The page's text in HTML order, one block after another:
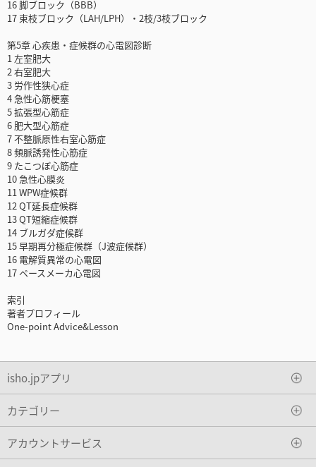
16 脚ブロック（BBB）
17 束枝ブロック（LAH/LPH）・2枝/3枝ブロック
第5章 心疾患・症候群の心電図診断
1 左室肥大
2 右室肥大
3 労作性狭心症
4 急性心筋梗塞
5 拡張型心筋症
6 肥大型心筋症
7 不整脈原性右室心筋症
8 頻脈誘発性心筋症
9 たこつぼ心筋症
10 急性心膜炎
11 WPW症候群
12 QT延長症候群
13 QT短縮症候群
14 ブルガダ症候群
15 早期再分極症候群（J波症候群）
16 電解質異常の心電図
17 ペースメーカ心電図
索引
著者プロフィール
One-point Advice&Lesson
isho.jpアプリ
カテゴリー
アカウントサービス